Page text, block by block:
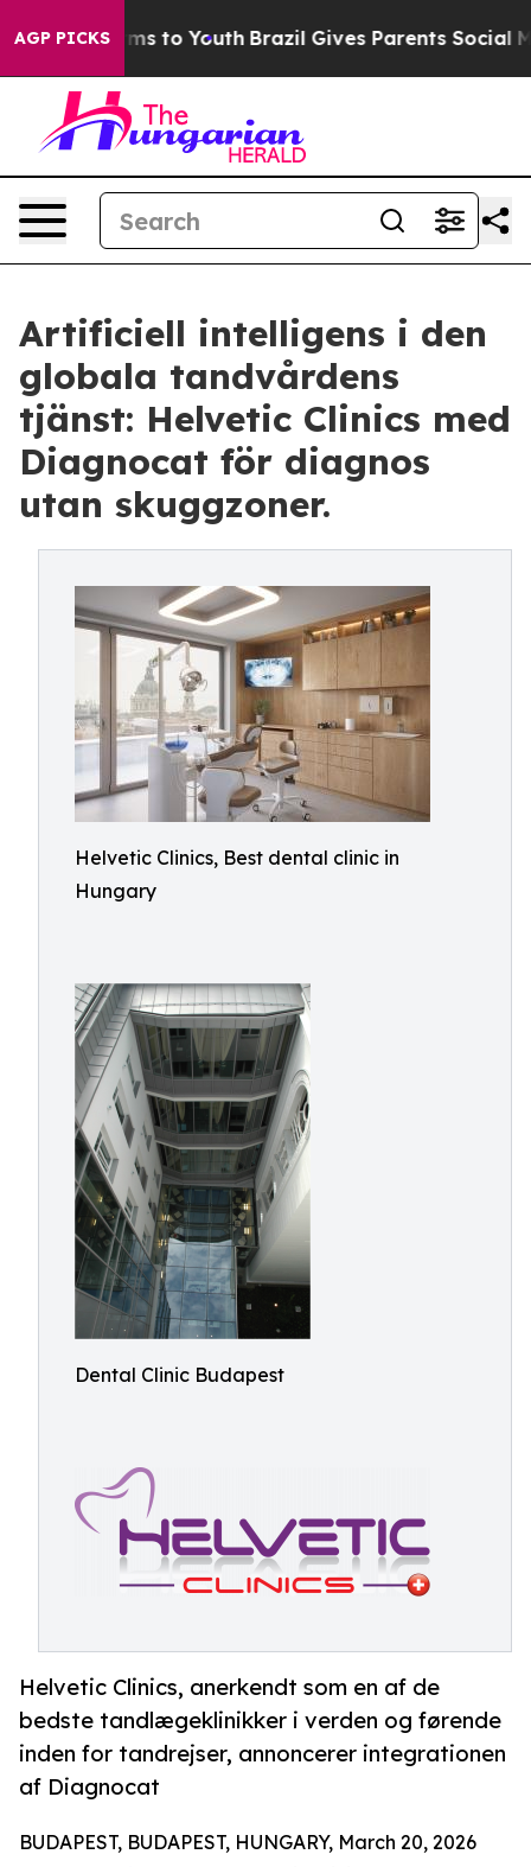
AGP PICKS
Harms to Youth Brazil Gives Parents Social
Artificiell intelligens i den
globala tandvårdens
tjänst: Helvetic Clinics med
Diagnocat för diagnos
utan skuggzoner.
Helvetic Clinics, Best dental clinic in
Hungary
Dental Clinic Budapest
Helvetic Clinics, anerkendt som en af de
bedste tandlægeklinikker i verden og førende
inden for tandrejser, annoncerer integrationen
af Diagnocat
BUDAPEST, BUDAPEST, HUNGARY, March 20, 2026